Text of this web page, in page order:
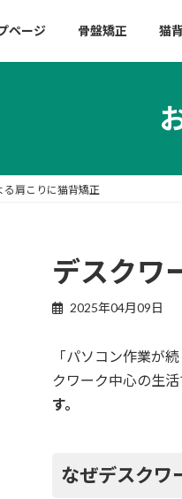
ページ 骨盤矯正 猫
る肩こりに猫背矯正
デスクワ
2025年04月09日
「パソコン作業が
クワーク中心の生
す。
なぜデスクワ